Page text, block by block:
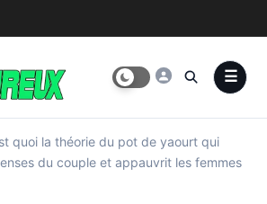
quoi la théorie du pot de yaourt qui
du couple et appauvrit les femmes